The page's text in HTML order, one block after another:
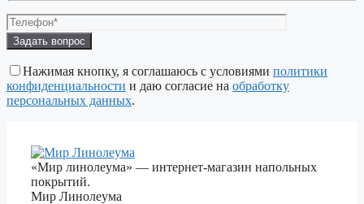
Оставьте
это
поле
пустым.
Нажимая кнопку, я соглашаюсь с условиями политики
конфиденциальности и даю согласие на обработку
персональных данных.
«Мир линолеума» — интернет-магазин напольных
покрытий.
Мир Линолеума